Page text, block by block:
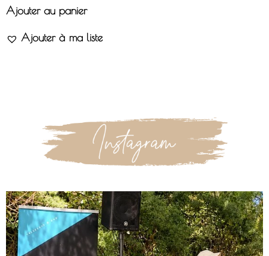
Ajouter au panier
Ajouter à ma liste